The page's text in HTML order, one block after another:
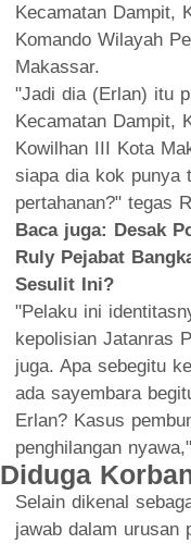
Kecamatan Dampit,
Komando Wilayah
Makassar.
"Jadi dia (Erlan) itu
Kecamatan Dampit,
Kowilhan III Kota
siapa dia kok punya
pertahanan?" tegas
Baca juga: Desak
Ruly Pejabat
Sesulit Ini?
"Pelaku ini
kepolisian Jatanras
juga. Apa sebegitu
ada sayembara
Erlan? Kasus
penghilangan
Diduga
Selain dikenal
jawab dalam urusan